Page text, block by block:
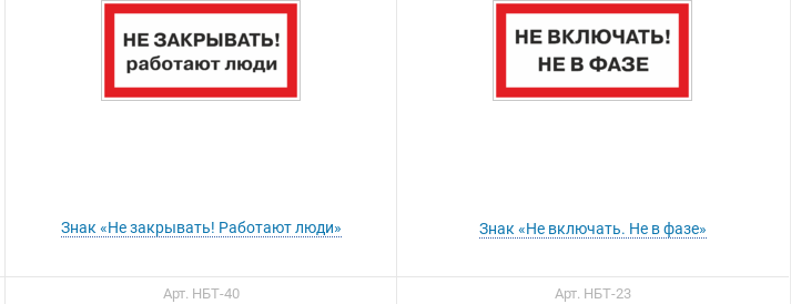
Знак «Не закрывать! Работают люди» Знак «Не включать. Не в фазе»
Арт. НБТ-40 Арт. НБТ-23